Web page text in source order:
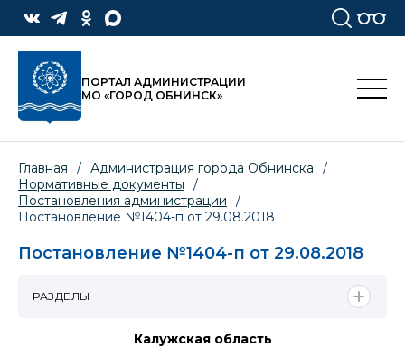
ПОРТАЛ АДМИНИСТРАЦИИ
МО «ГОРОД ОБНИНСК»
Главная / Администрация города Обнинска
/
Нормативные документы
/
Постановления администрации
/
Постановление №1404-п от 29.08.2018
Постановление №1404-п от 29.08.2018
Калужская область
РАЗДЕЛЫ